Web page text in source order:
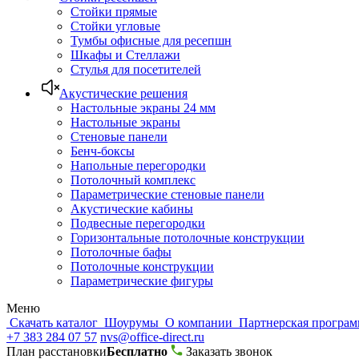
Стойки прямые
Стойки угловые
Тумбы офисные для ресепшн
Шкафы и Стеллажи
Стулья для посетителей
Акустические решения
Настольные экраны 24 мм
Настольные экраны
Стеновые панели
Бенч-боксы
Напольные перегородки
Потолочный комплекс
Параметрические стеновые панели
Акустические кабины
Подвесные перегородки
Горизонтальные потолочные конструкции
Потолочные бафы
Потолочные конструкции
Параметрические фигуры
Меню
Скачать каталог Шоурумы О компании Партнерская
+7 383 284 07 57 nvs@office-direct.ru
План расстановкиБесплатно
Заказать звонок